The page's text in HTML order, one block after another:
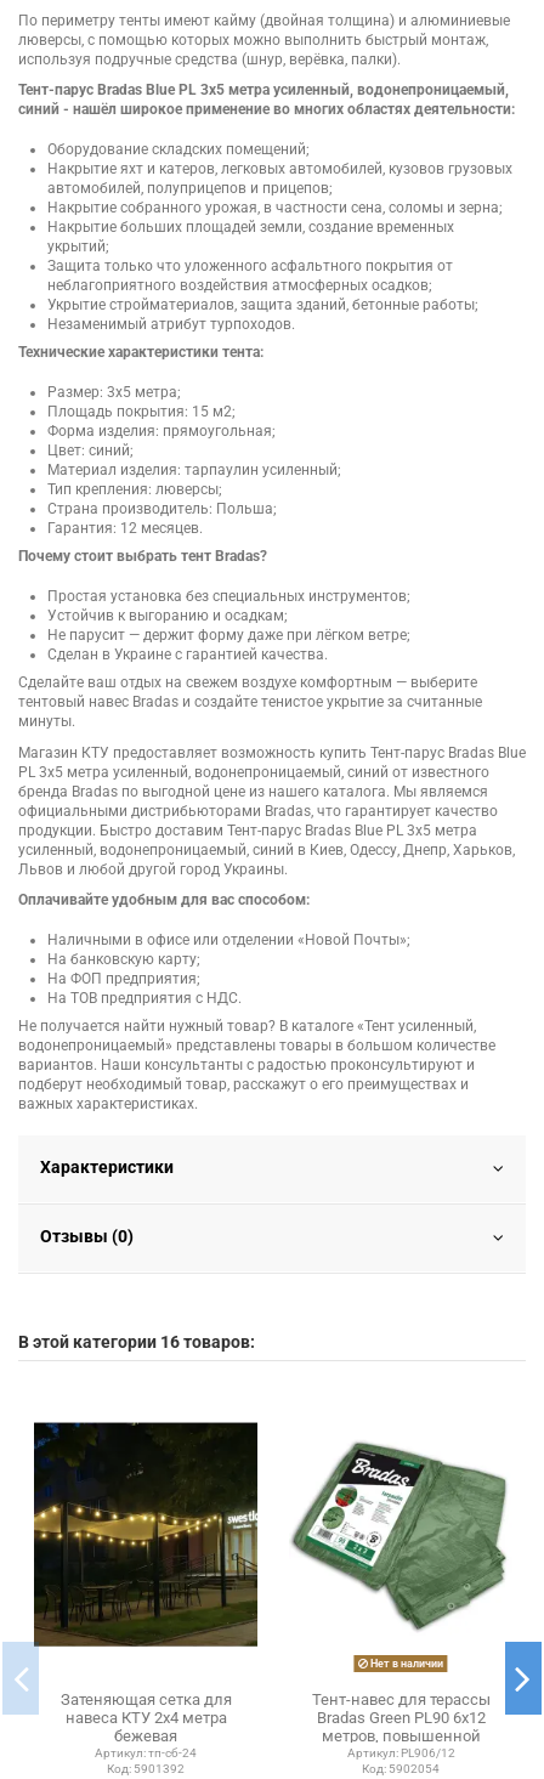
По периметру тенты имеют кайму (двойная толщина) и алюминиевые
люверсы, с помощью которых можно выполнить быстрый монтаж,
используя подручные средства (шнур, верёвка, палки).
Тент-парус Bradas Blue PL 3х5 метра усиленный, водонепроницаемый,
синий - нашёл широкое применение во многих областях деятельности:
Оборудование складских помещений;
Накрытие яхт и катеров, легковых автомобилей, кузовов грузовых
автомобилей, полуприцепов и прицепов;
Накрытие собранного урожая, в частности сена, соломы и зерна;
Накрытие больших площадей земли, создание временных
укрытий;
Защита только что уложенного асфальтного покрытия от
неблагоприятного воздействия атмосферных осадков;
Укрытие стройматериалов, защита зданий, бетонные работы;
Незаменимый атрибут турпоходов.
Технические характеристики тента:
Размер: 3х5 метра;
Площадь покрытия: 15 м2;
Форма изделия: прямоугольная;
Цвет: синий;
Материал изделия: тарпаулин усиленный;
Тип крепления: люверсы;
Страна производитель: Польша;
Гарантия: 12 месяцев.
Почему стоит выбрать тент Bradas?
Простая установка без специальных инструментов;
Устойчив к выгоранию и осадкам;
Не парусит — держит форму даже при лёгком ветре;
Сделан в Украине с гарантией качества.
Сделайте ваш отдых на свежем воздухе комфортным — выберите
тентовый навес Bradas и создайте тенистое укрытие за считанные
минуты.
Магазин КТУ предоставляет возможность купить Тент-парус Bradas Blue
PL 3х5 метра усиленный, водонепроницаемый, синий от известного
бренда Bradas по выгодной цене из нашего каталога. Мы являемся
официальными дистрибьюторами Bradas, что гарантирует качество
продукции. Быстро доставим Тент-парус Bradas Blue PL 3х5 метра
усиленный, водонепроницаемый, синий в Киев, Одессу, Днепр, Харьков,
Львов и любой другой город Украины.
Оплачивайте удобным для вас способом:
Наличными в офисе или отделении «Новой Почты»;
На банковскую карту;
На ФОП предприятия;
На ТОВ предприятия с НДС.
Не получается найти нужный товар? В каталоге «Тент усиленный,
водонепроницаемый» представлены товары в большом количестве
вариантов. Наши консультанты с радостью проконсультируют и
подберут необходимый товар, расскажут о его преимуществах и
важных характеристиках.
Характеристики
Отзывы (0)
В этой категории 16 товаров:
Затеняющая сетка для
навеса КТУ 2х4 метра
бежевая
Артикул:тп-сб-24
Код: 5901392
Нет в наличии
Тент-навес для терассы
Bradas Green PL90 6х12
метров, повышенной
плотности,...
Артикул: PL906/12
Код: 5902054